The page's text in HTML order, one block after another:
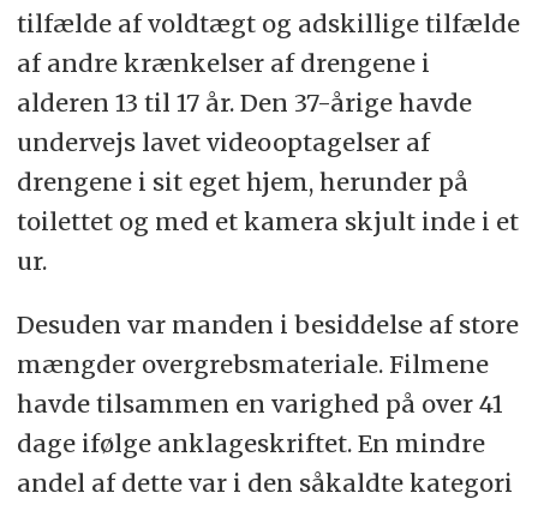
tilfælde af voldtægt og adskillige tilfælde
af andre krænkelser af drengene i
alderen 13 til 17 år. Den 37-årige havde
undervejs lavet videooptagelser af
drengene i sit eget hjem, herunder på
toilettet og med et kamera skjult inde i et
ur.
Desuden var manden i besiddelse af store
mængder overgrebsmateriale. Filmene
havde tilsammen en varighed på over 41
dage ifølge anklageskriftet. En mindre
andel af dette var i den såkaldte kategori